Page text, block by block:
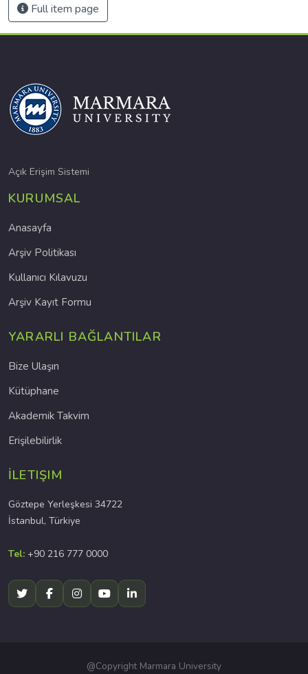
Full item page
Açık Erişim Sistemi
KURUMSAL
Anasayfa
Arşiv Politikası
Kullanıcı Kılavuzu
Arşiv Kayıt Formu
YARARLI BAĞLANTILAR
Bize Ulaşın
Kütüphane
Akademik Takvim
Erişilebilirlik
İLETIŞIM
Göztepe Yerleşkesi 34722
İstanbul, Türkiye
Tel: +90 216 777 0000
@Copyright Marmara University